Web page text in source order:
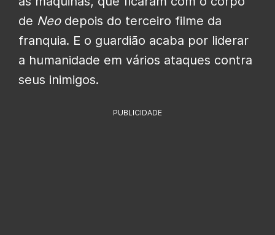
de Neodepois do terceiro filme da
franquia. E o guardião acaba por liderar
a humanidade em vários ataques contra
seus inimigos.
PUBLICIDADE